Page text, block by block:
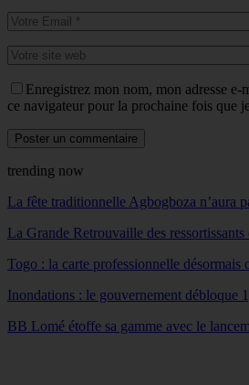
Enregistrez mon nom, mon adresse e-
ce navigateur pour la prochaine fois que
trending now
La fête traditionnelle Agbogboza n’aura
La Grande Retrouvaille des
Togo : la carte professionnelle
Inondations : le gouvernement
BB Lomé étoffe sa gamme avec le